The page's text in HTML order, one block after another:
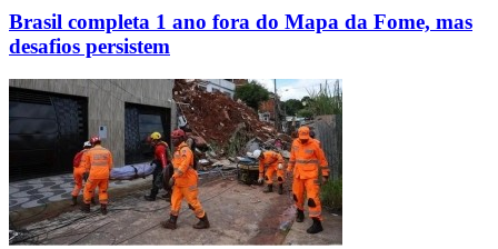
Brasil completa 1 ano fora do Mapa da Fome, mas
desafios persistem